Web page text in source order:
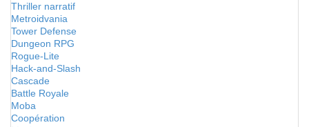
Thriller narratif
Metroidvania
Tower Defense
Dungeon RPG
Rogue-Lite
Hack-and-Slash
Cascade
Battle Royale
Moba
Coopération